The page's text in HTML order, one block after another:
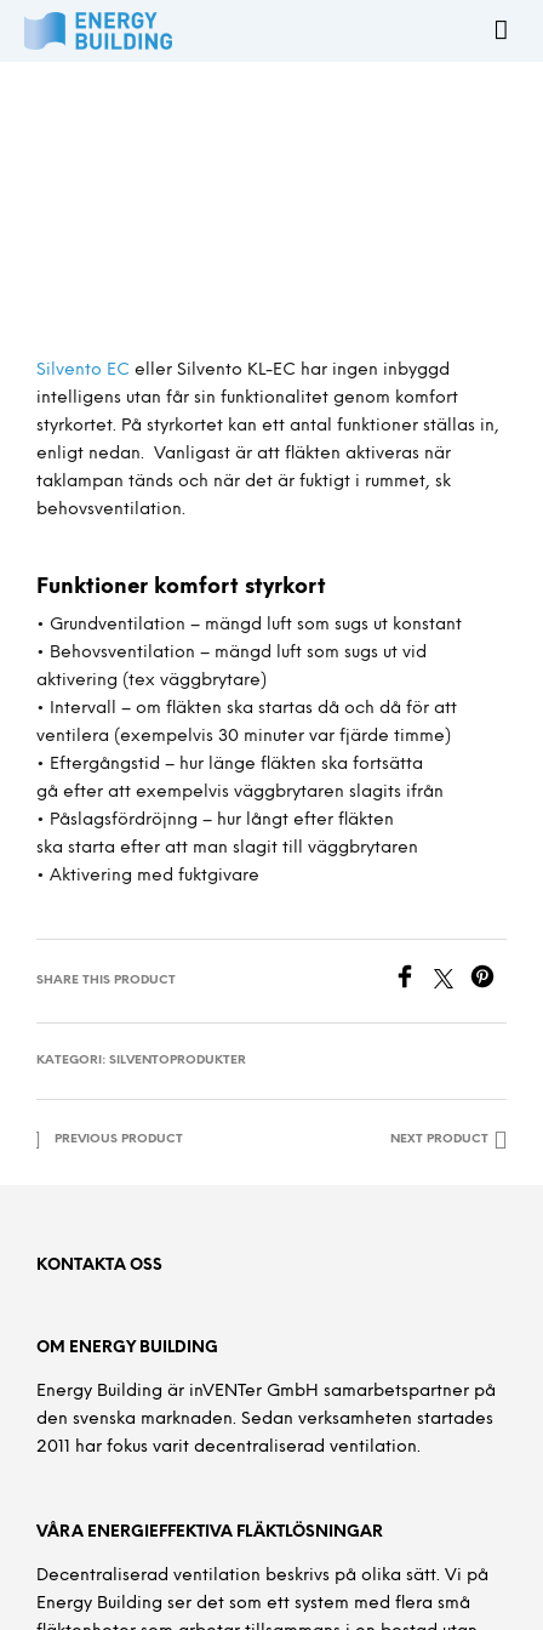
Silvento EC eller Silvento KL-EC har ingen inbyggd
intelligens utan får sin funktionalitet genom komfort
styrkortet. På styrkortet kan ett antal funktioner ställas in,
enligt nedan. Vanligast är att fläkten aktiveras när
taklampan tänds och när det är fuktigt i rummet, sk
behovsventilation.
Funktioner komfort styrkort
• Grundventilation – mängd luft som sugs ut konstant
• Behovsventilation – mängd luft som sugs ut vid
aktivering (tex väggbrytare)
• Intervall – om fläkten ska startas då och då för att
ventilera (exempelvis 30 minuter var fjärde timme)
• Eftergångstid – hur länge fläkten ska fortsätta
gå efter att exempelvis väggbrytaren slagits ifrån
• Påslagsfördröjnng – hur långt efter fläkten
ska starta efter att man slagit till väggbrytaren
• Aktivering med fuktgivare
SHARE THIS PRODUCT
KATEGORI: SILVENTOPRODUKTER
PREVIOUS PRODUCT NEXT PRODUCT
KONTAKTA OSS
OM ENERGY BUILDING
Energy Building är inVENTer GmbH samarbetspartner på
den svenska marknaden. Sedan verksamheten startades
2011 har fokus varit decentraliserad ventilation.
VÅRA ENERGIEFFEKTIVA FLÄKTLÖSNINGAR
Decentraliserad ventilation beskrivs på olika sätt. Vi på
Energy Building ser det som ett system med flera små